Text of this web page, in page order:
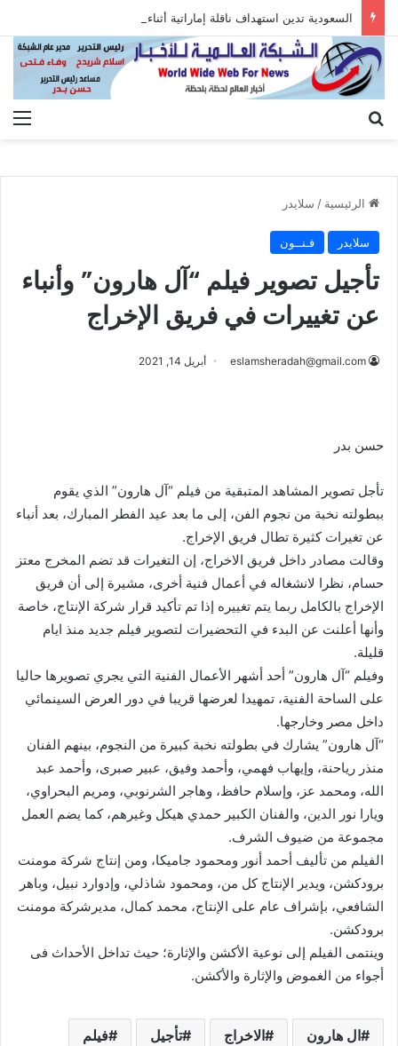
السعودية تدين استهداف ناقلة إماراتية أثناء عبورها هرمز
الرئيسية / سلايدر
سلايدر فـنــون
تأجيل تصوير فيلم “آل هارون” وأنباء
عن تغييرات في فريق الإخراج
eslamsheradah@gmail.com أبريل 14, 2021
حسن بدر
تأجل تصوير المشاهد المتبقية من فيلم “آل هارون” الذي يقوم
ببطولته نخبة من نجوم الفن، إلى ما بعد عيد الفطر المبارك، بعد أنباء
عن تغيرات كثيرة تطال فريق الإخراج.
وقالت مصادر داخل فريق الاخراج، إن التغيرات قد تضم المخرج معتز
حسام، نظرا لانشغاله في أعمال فنية أخرى، مشيرة إلى أن فريق
الإخراج بالكامل ربما يتم تغييره إذا تم تأكيد قرار شركة الإنتاج، خاصة
وأنها أعلنت عن البدء في التحضيرات لتصوير فيلم جديد منذ ايام
قليلة.
وفيلم “آل هارون” أحد أشهر الأعمال الفنية التي يجري تصويرها حاليا
على الساحة الفنية، تمهيدا لعرضها قريبا في دور العرض السينمائي
داخل مصر وخارجها.
“آل هارون” يشارك في بطولته نخبة كبيرة من النجوم، بينهم الفنان
منذر رياحنة، وإيهاب فهمي، وأحمد وفيق، عبير صبرى، وأحمد عبد
الله، ومحمد عز، وإسلام حافظ، وهاجر الشرنوبي، ومريم البحراوي،
ويارا نور الدين، والفنان الكبير حمدي هيكل وغيرهم، كما يضم العمل
مجموعة من ضيوف الشرف.
الفيلم من تأليف أحمد أنور ومحمود جاميكا، ومن إنتاج شركة مومنت
برودكشن، ويدير الإنتاج كل من، ومحمود شاذلي، وإدوارد نبيل، وباهر
الشافعي، بإشراف عام على الإنتاج، محمد كمال، مديرشركة مومنت
برودكشن.
وينتمى الفيلم إلى نوعية الأكشن والإثارة؛ حيث تداخل الأحداث فى
أجواء من الغموض والإثارة والأكشن.
ال هارون الاخراج تأجيل فيلم